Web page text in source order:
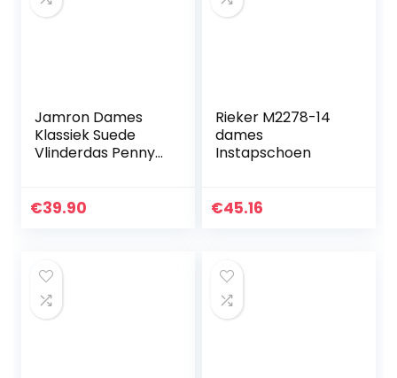
Jamron Dames
Klassiek Suede
Vlinderdas Penny
Handgemaakt
€39.90
Rieker M2278-14
dames
Instapschoen
€45.16